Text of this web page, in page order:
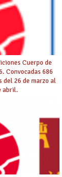
Cuerpo de
Convocadas 686
del 26 de marzo al
abril.